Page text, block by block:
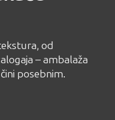
od
– ambalaža
posebnim.